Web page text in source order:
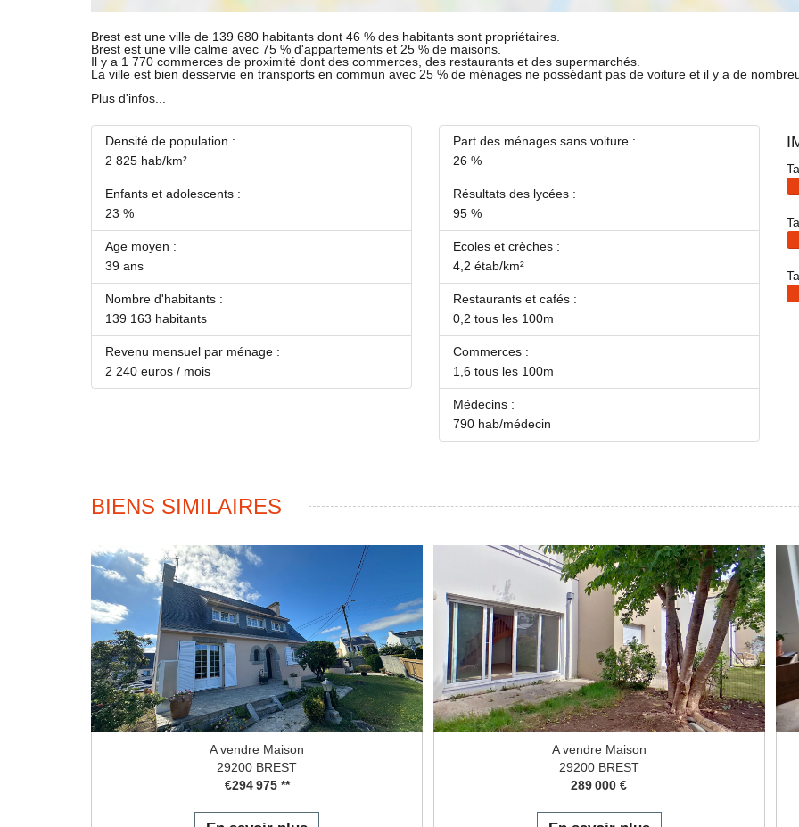
Brest est une ville de 139 680 habitants dont 46 % des habitants sont propriétaires.
Brest est une ville calme avec 75 % d'appartements et 25 % de maisons.
Il y a 1 770 commerces de proximité dont des commerces, des restaurants et des supermarchés.
La ville est bien desservie en transports en commun avec 25 % de ménages ne possédant pas de voiture et il y a de
Plus d'infos...
Densité de population :
2 825 hab/km²
Enfants et adolescents :
23 %
Age moyen :
39 ans
Nombre d'habitants :
139 163 habitants
Revenu mensuel par ménage :
2 240 euros / mois
Part des ménages sans voiture :
26 %
Résultats des lycées :
95 %
Ecoles et crèches :
4,2 étab/km²
Restaurants et cafés :
0,2 tous les 100m
Commerces :
1,6 tous les 100m
Médecins :
790 hab/médecin
BIENS SIMILAIRES
A vendre Maison
29200 BREST
€294 975**
A vendre Maison
29200 BREST
289 000 €